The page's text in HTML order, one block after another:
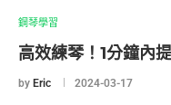
鋼琴學習
高效練琴！1分鐘內
by Eric 2024-03-17